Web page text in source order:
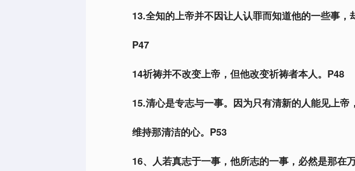
13.全知的上帝并不因让人认罪而知道他的一些事，
P47
14祈祷并不改变上帝，但他改变祈祷者本人。P48
15.清心是专志与一事。因为只有清新的人能见上
维持那清洁的心。P53
16、人若真志于一事，他所志的一事，必然是那在